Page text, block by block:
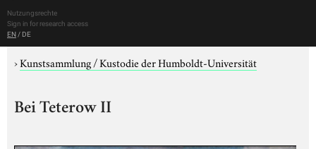
Nutzungsrechte
Sign in for research access
EN / DE
›Kunstsammlung / Kustodie der Humboldt-Universität
Bei Teterow II